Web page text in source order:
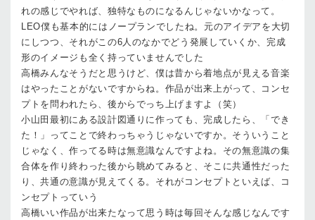
れの感じでやれば、独特なものになるんじゃないかなって。
LEO僕も基本的にはノープランでしたね。元のアイデアを大切
にしつつ、それがこの6人のなかでどう発展していくか、完成
形のイメージも全く持っていませんでした
高橋みんなそうだと思うけど、僕は昔から着地点が見える音楽
はやったことがないですからね。作品が出来上がって、コンセ
プトを問われたら、後からでっち上げますよ（笑）
小山田 最初にある設計図通りに作っても、完成したら、「でき
た！」ってことで終わっちゃうじゃないですか。そういうこと
じゃなく、作ってる時は無意識なんですよね。その無意識の集
合体を作り終わった後から眺めてみると、そこに共通性だった
り、共通の意識が見えてくる。それがコンセプトといえば、コ
ンセプトっていう
高橋いい作品が出来たなって思う時は毎回そんな感じなんです